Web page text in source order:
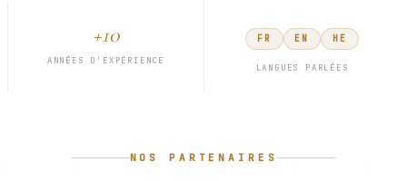
+10
ANNÉES D'EXPÉRIENCE
FR EN HE
LANGUES PARLÉES
NOS PARTENAIRES